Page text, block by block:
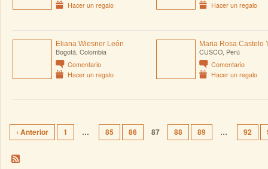
Hacer un regalo
Hacer un regalo
Eliana Wiesner León
Bogotá, Colombia
Comentario
Hacer un regalo
Maria Rosa Castelo
CUSCO, Perú
Comentario
Hacer un regalo
‹ Anterior 1 … 85 86 87 88 89 … 92